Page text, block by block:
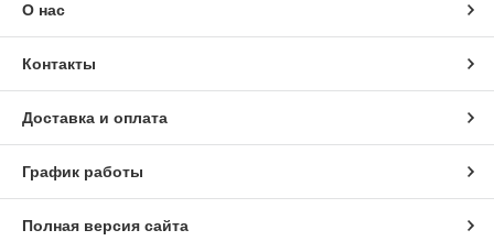
О нас
Контакты
Доставка и оплата
График работы
Полная версия сайта